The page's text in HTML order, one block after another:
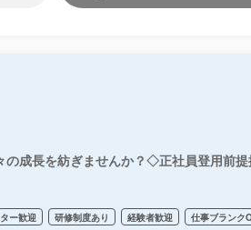
の成長を紡ぎませんか？◇正社員登用前
ー歓迎 研修制度あり 経験者歓迎 仕事ブランク